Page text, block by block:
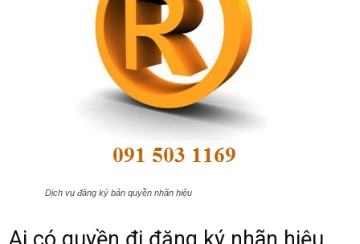
Dịch vụ đăng ký bản quyền nhãn hiệu